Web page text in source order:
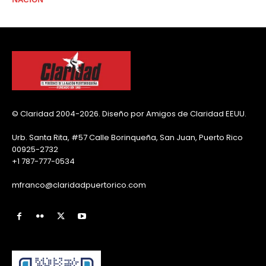
© Claridad 2004-2026. Diseño por Amigos de Claridad EEUU.
Urb. Santa Rita, #57 Calle Borinqueña, San Juan, Puerto Rico
00925-2732
+1 787-777-0534
mfranco@claridadpuertorico.com